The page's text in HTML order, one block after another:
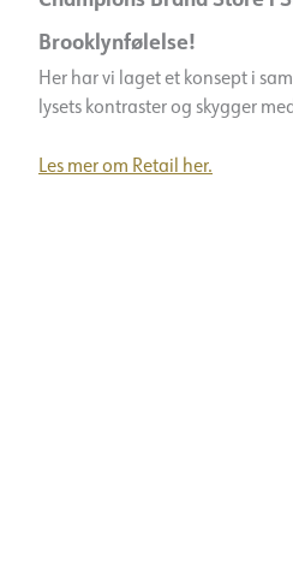
Brooklynfølelse!
Her har vi laget et konsept i
lysets kontraster og skygger
Les mer om Retail her.